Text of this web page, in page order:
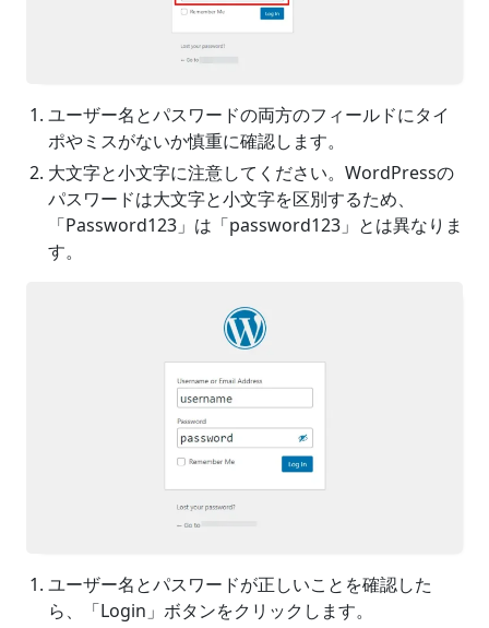
ユーザー名とパスワードの両方のフィールドにタイ
ポやミスがないか慎重に確認します。
大文字と小文字に注意してください。WordPressの
パスワードは大文字と小文字を区別するため、
「Password123」は「password123」とは異なりま
す。
ユーザー名とパスワードが正しいことを確認した
ら、「Login」ボタンをクリックします。